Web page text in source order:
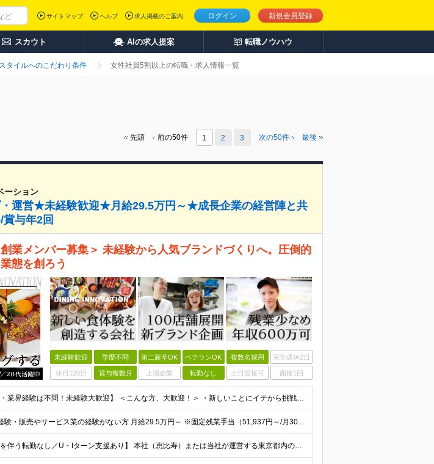
ログイン 新規会員登録
サイトマップ ヘルプ 求人掲載のご案内
スカウト AIの求人提案 転職ノウハウ
タイルへのこだわり条件 女性社員5割以上の転職・求人情報一覧
先頭 前の50件 1 2 3 次の50件 最後
ーション
・運営★未経験歓迎★月給29.5万円～★成長企業の経営陣と共
与年2回
業メンバー募集＞ 未経験から人気ブランドづくりへ。圧倒的
態を創ろう
未経験歓迎 学歴不問 第二新卒OK ベテランOK 複数名採用 完全週休2日
休日120日 賞与複数月 上場企業 転勤なし 土日面接可 面接1回
【学歴・業界経験は不問！未経験大歓迎】 ＜こんな方、大歓迎！＞ ・新しいことにイチから挑戦し、ワクワクする熱量を味わいたい方 ・毎日同じことの繰り返しから抜け出したい方 ・新しいブランドづくりに興味
■業界経験・販売やサービス業の経験がない方 月給29.5万円～ ※固定残業手当（51,937円～/月30時間分）、固定深夜割増手当（3,463円～月10時間分） ■外食業界で店長・副店長等の経験をお
【転居を伴う転勤なし／U・Iターン支援あり】 本社（恵比寿）または当社が運営する東京都内の直営店舗での勤務 ※配属先は経験・希望・プロジェクト内容を踏まえて決定します。 ★社宅・引越支援制度あり（